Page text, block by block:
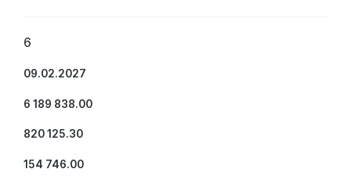
6
09.02.2027
6 189 838.00
820 125.30
154 746.00